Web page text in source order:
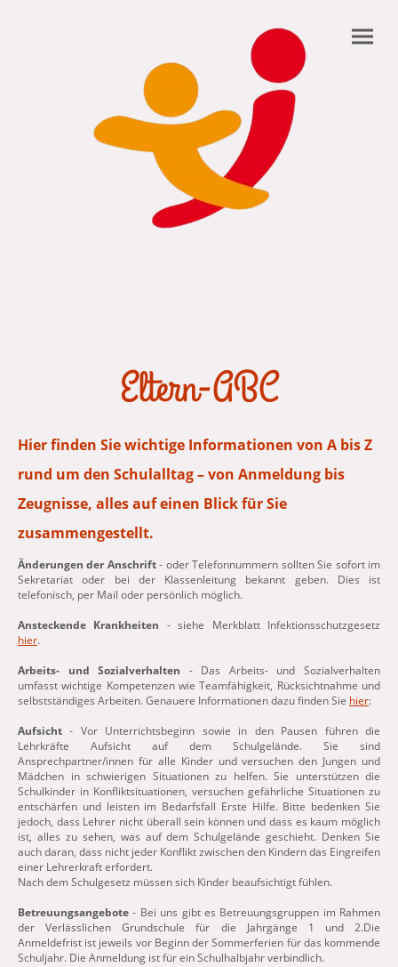
Eltern-ABC
Hier finden Sie wichtige Informationen von A bis Z
rund um den Schulalltag – von Anmeldung bis
Zeugnisse, alles auf einen Blick für Sie
zusammengestellt.
Änderungen der Anschrift- oder Telefonnummern sollten Sie sofort im
Sekretariat oder bei der Klassenleitung bekannt geben. Dies ist
telefonisch, per Mail oder persönlich möglich.
Ansteckende Krankheiten - siehe Merkblatt Infektionsschutzgesetz
hier.
Arbeits- und Sozialverhalten - Das Arbeits- und Sozialverhalten
umfasst wichtige Kompetenzen wie Teamfähigkeit, Rücksichtnahme und
selbstständiges Arbeiten. Genauere Informationen dazu finden Sie hier:
Aufsicht- Vor Unterrichtsbeginn sowie in den Pausen führen die
Lehrkräfte Aufsicht auf dem Schulgelände. Sie sind
Ansprechpartner/innen für alle Kinder und versuchen den Jungen und
Mädchen in schwierigen Situationen zu helfen. Sie unterstützen die
Schulkinder in Konfliktsituationen, versuchen gefährliche Situationen zu
entschärfen und leisten im Bedarfsfall Erste Hilfe. Bitte bedenken Sie
jedoch, dass Lehrer nicht überall sein können und dass es kaum möglich
ist, alles zu sehen, was auf dem Schulgelände geschieht. Denken Sie
auch daran, dass nicht jeder Konflikt zwischen den Kindern das Eingreifen
einer Lehrerkraft erfordert.
Nach dem Schulgesetz müssen sich Kinder beaufsichtigt fühlen.
Betreuungsangebote- Bei uns gibt es Betreuungsgruppen im Rahmen
der Verlässlichen Grundschule für die Jahrgänge 1 und 2.Die
Anmeldefrist ist jeweils vor Beginn der Sommerferien für das kommende
Schuljahr. Die Anmeldung ist für ein Schulhalbjahr verbindlich.